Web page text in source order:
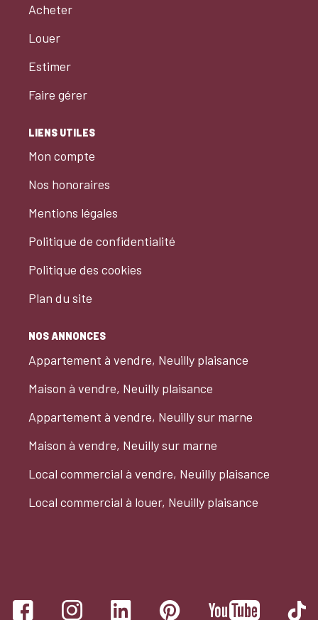
Acheter
Louer
Estimer
Faire gérer
LIENS UTILES
Mon compte
Nos honoraires
Mentions légales
Politique de confidentialité
Politique des cookies
Plan du site
NOS ANNONCES
Appartement à vendre, Neuilly plaisance
Maison à vendre, Neuilly plaisance
Appartement à vendre, Neuilly sur marne
Maison à vendre, Neuilly sur marne
Local commercial à vendre, Neuilly plaisance
Local commercial à louer, Neuilly plaisance